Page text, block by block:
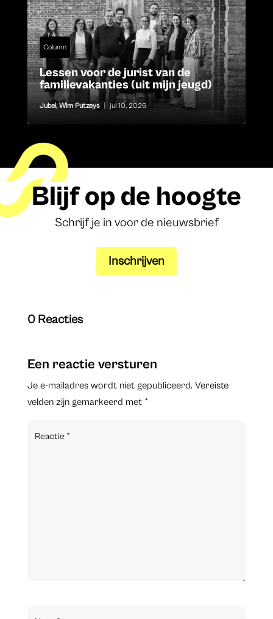
Column
Lessen voor de jurist van de
familievakanties (uit mijn jeugd)
Jubel,Wim Putzeys jul 10, 2026
Blijf op de hoogte
Schrijf je in voor de nieuwsbrief
Inschrijven
0 Reacties
Een reactie versturen
Je e-mailadres wordt niet gepubliceerd. Vereiste
velden zijn gemarkeerd met *